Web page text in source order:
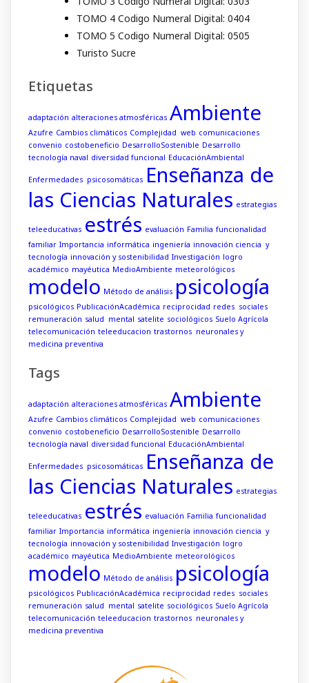
TOMO 4 Codigo Numeral Digital: 0404
TOMO 5 Codigo Numeral Digital: 0505
Turisto Sucre
Etiquetas
adaptación alteraciones atmosféricas Ambiente
Azufre Cambios climáticos Complejidad web comunicaciones
convenio costobeneficio DesarrolloSostenible Desarrollo
tecnología naval diversidad funcional EducaciónAmbiental
Enfermedades psicosomáticas Enseñanza de
las Ciencias Naturales estrategias
teleeducativas estrés evaluación Familia funcionalidad
familiar Importancia informática ingeniería innovación ciencia y
tecnología innovación y sostenibilidad Investigación logro
académico mayéutica MedioAmbiente meteorológicos
modelo Método de análisis psicología
psicológicos PublicaciónAcadémica reciprocidad redes sociales
remuneración salud mental satelite sociológicos Suelo Agrícola
telecomunicación teleeducacion trastornos neuronales y
medicina preventiva
Tags
adaptación alteraciones atmosféricas Ambiente
Azufre Cambios climáticos Complejidad web comunicaciones
convenio costobeneficio DesarrolloSostenible Desarrollo
tecnología naval diversidad funcional EducaciónAmbiental
Enfermedades psicosomáticas Enseñanza de
las Ciencias Naturales estrategias
teleeducativas estrés evaluación Familia funcionalidad
familiar Importancia informática ingeniería innovación ciencia y
tecnología innovación y sostenibilidad Investigación logro
académico mayéutica MedioAmbiente meteorológicos
modelo Método de análisis psicología
psicológicos PublicaciónAcadémica reciprocidad redes sociales
remuneración salud mental satelite sociológicos Suelo Agrícola
telecomunicación teleeducacion trastornos neuronales y
medicina preventiva